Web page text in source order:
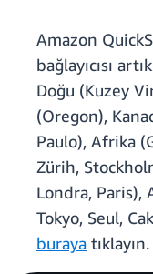
Amazon
bağlayıcısı
Doğu (Kuzey
(Oregon),
Paulo), Afrika
Zürih,
Londra, Paris),
Tokyo, Seul,
buraya tıklayın.